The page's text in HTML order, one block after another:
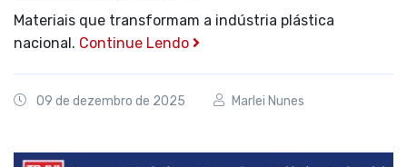
Materiais que transformam a indústria plástica
nacional. Continue Lendo
09 de dezembro de 2025 Marlei Nunes